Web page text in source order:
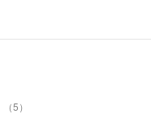
（5）